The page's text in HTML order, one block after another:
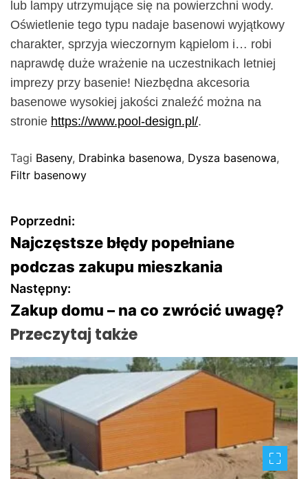
lub lampy utrzymujące się na powierzchni wody.
Oświetlenie tego typu nadaje basenowi wyjątkowy
charakter, sprzyja wieczornym kąpielom i… robi
naprawdę duże wrażenie na uczestnikach letniej
imprezy przy basenie! Niezbędna akcesoria
basenowe wysokiej jakości znaleźć można na
stronie https://www.pool-design.pl/.
Tagi Baseny, Drabinka basenowa, Dysza basenowa,
Filtr basenowy
N
a
w
i
g
a
c
a
Poprzedni:
Najczęstsze błędy popełniane
podczas zakupu mieszkania
Następny:
Zakup domu – na co zwrócić uwagę?
Przeczytaj także